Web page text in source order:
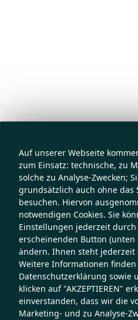
Auf unserer Webseite
zum Einsatz: technische, zu
solche zu Analyse-Zwecken;
grundsätzlich auch ohne das
besuchen. Hiervon
notwendigen Cookies. Sie
Einstellungen jederzeit
erscheinenden Button (unten
ändern. Ihnen steht
Weitere Informationen
Datenschutzerklärung sowie
klicken auf "AKZEPTIEREN"
einverstanden, dass wir die
Marketing- und zu Analyse-